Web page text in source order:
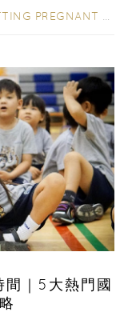
PREGNANT
｜5大熱門國